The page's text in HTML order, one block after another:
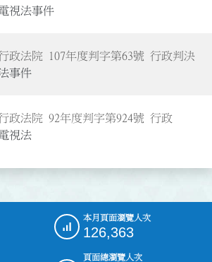
視法事件
政法院 107年度判字第63號 行政判決
事件
政法院 92年度判字第924號 行政
視法
本月頁面瀏覽人次
126,363
頁面總瀏覽人次